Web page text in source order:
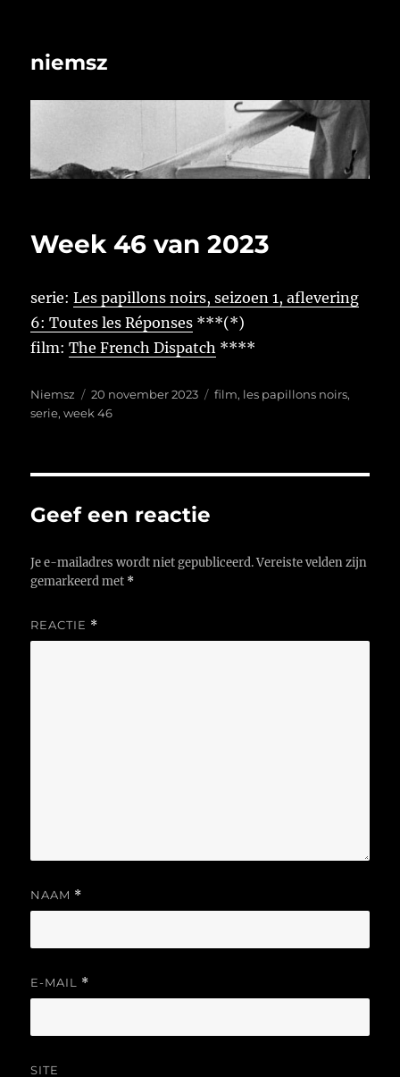
niemsz
Week 46 van 2023
serie:Les papillons noirs, seizoen 1, aflevering
6: Toutes les Réponses ***(*)
film:The French Dispatch ****
Auteur
Niemsz
Geplaatst
op
20 november 2023 Tags
film, les papillons noirs,
serie,week 46
Geef een reactie
Je e-mailadres wordt niet gepubliceerd. Vereiste velden zijn
gemarkeerd met *
REACTIE *
NAAM *
E-MAIL *
SITE